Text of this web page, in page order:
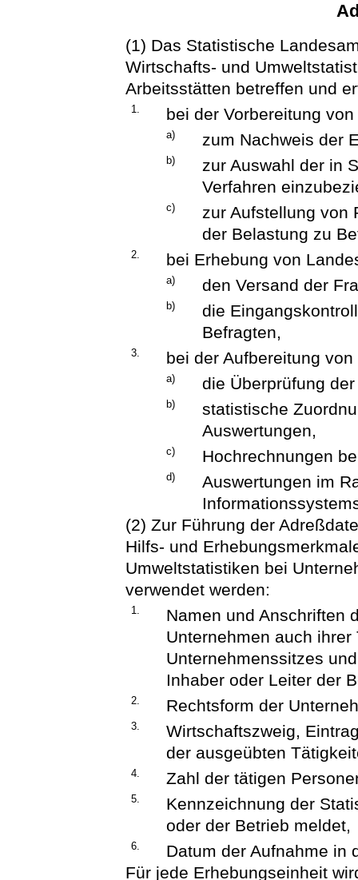
(1) Das Statistische
Wirtschafts- und
Arbeitsstätten betreffen und
1. bei der Vorbereitung
a) zum Nachweis der
b)
zur Auswahl der in
Verfahren
c)
zur Aufstellung von
der Belastung zu
2. bei Erhebung von
a) den Versand der
b)
die
Befragten,
3. bei der Aufbereitung
a) die Überprüfung
b)
statistische
Auswertungen,
c) Hochrechnungen
d)
Auswertungen im
(2) Zur Führung der
Hilfs- und
Umweltstatistiken bei
verwendet werden:
1.
Namen und Anschriften
Unternehmen auch
Unternehmenssitzes
Inhaber oder Leiter der
2. Rechtsform der
3.
Wirtschaftszweig,
der ausgeübten
4. Zahl der tätigen
5.
Kennzeichnung der
oder der Betrieb meldet,
6.
Datum der Aufnahme in
Für jede Erhebungseinheit